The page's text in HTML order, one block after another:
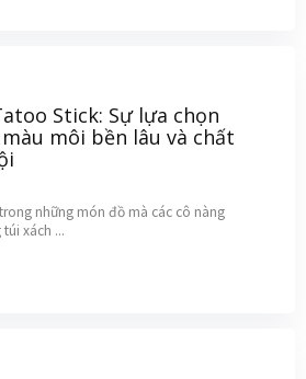
Stick: Sự lựa chọn
môi bền lâu và chất
những món đồ mà các cô nàng
xách ...